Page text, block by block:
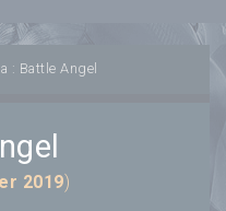
: Battle Angel
2019)